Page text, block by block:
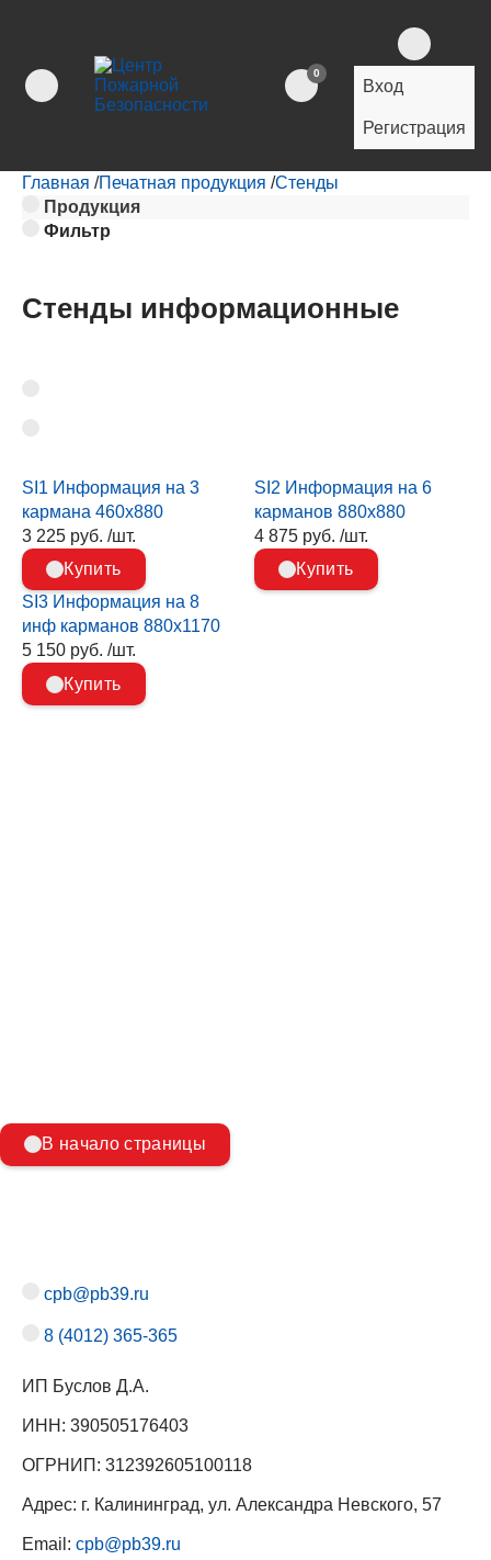
0
Вход
Регистрация
Главная /Печатная продукция /Стенды
Продукция
Фильтр
Стенды информационные
SI1 Информация на 3
кармана 460х880
3 225 руб. /шт.
Купить
SI2 Информация на 6
карманов 880х880
4 875 руб. /шт.
Купить
SI3 Информация на 8
инф карманов 880х1170
5 150 руб. /шт.
Купить
В начало страницы
cpb@pb39.ru
8 (4012) 365-365
ИП Буслов Д.А.
ИНН: 390505176403
ОГРНИП: 312392605100118
Адрес: г. Калининград, ул. Александра Невского, 57
Email: cpb@pb39.ru